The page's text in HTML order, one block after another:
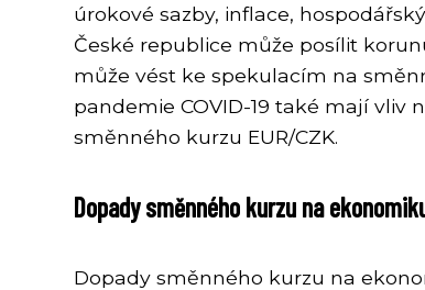
úrokové sazby, inflace,
České republice může posílit
může vést ke spekulacím na
pandemie COVID-19 také mají vliv
směnného kurzu EUR/CZK.
Dopady směnného kurzu na
Dopady směnného kurzu na